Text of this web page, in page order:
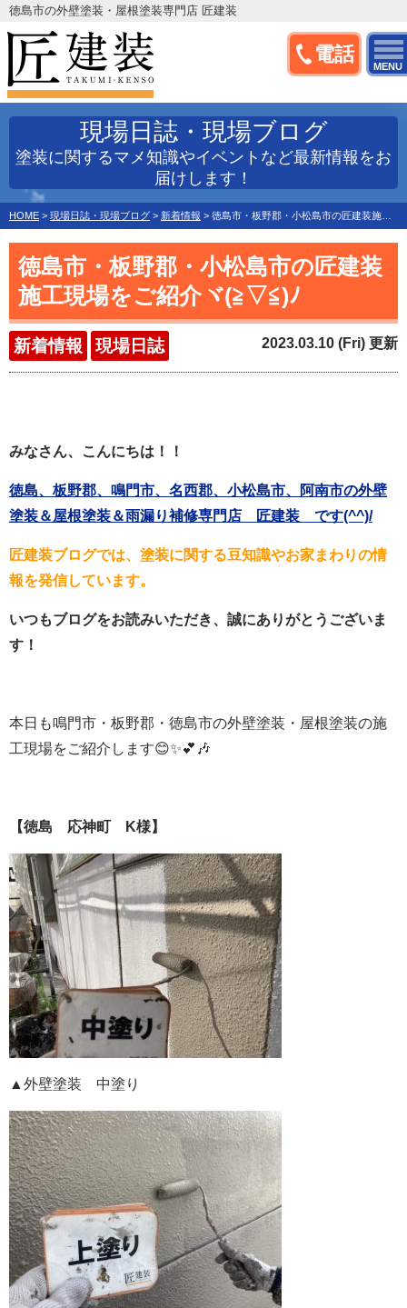
電話
MENU
徳島市の外壁塗装・屋根塗装専門店 匠建装
現場日誌・現場ブログ
塗装に関するマメ知識やイベントなど最新情報をお
届けします！
HOME > 現場日誌・現場ブログ > 新着情報 > 徳島市・板野郡・小松島市の匠建装施工現場をご紹介ヾ(≧▽≦)ﾉ
徳島市・板野郡・小松島市の匠建装
施工現場をご紹介ヾ(≧▽≦)ﾉ
新着情報 現場日誌 2023.03.10 (Fri) 更新
みなさん、こんにちは！！
徳島、板野郡、鳴門市、名西郡、小松島市、阿南市の外壁
塗装＆屋根塗装＆雨漏り補修専門店 匠建装 です(^^)/
匠建装ブログでは、塗装に関する豆知識やお家まわりの情
報を発信しています。
いつもブログをお読みいただき、誠にありがとうございま
す！
本日も鳴門市・板野郡・徳島市の外壁塗装・屋根塗装の施
工現場をご紹介します😊✨💕🎶
【徳島 応神町 K様】
▲外壁塗装 中塗り